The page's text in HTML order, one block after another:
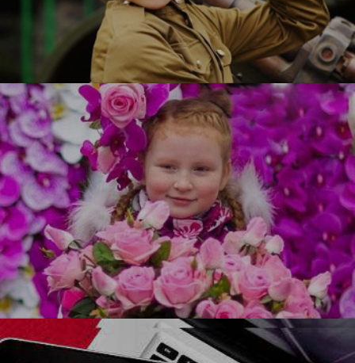
УЗНАТЬ БОЛЬШЕ
Служу Отечеству
Ми-ми-ми
УЗНАТЬ БОЛЬШЕ